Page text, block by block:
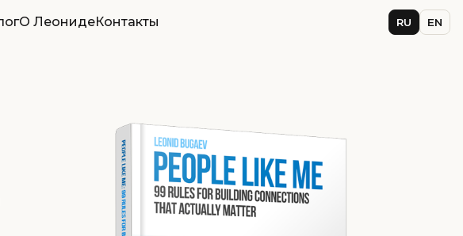
О ЛеонидеКонтакты RU EN